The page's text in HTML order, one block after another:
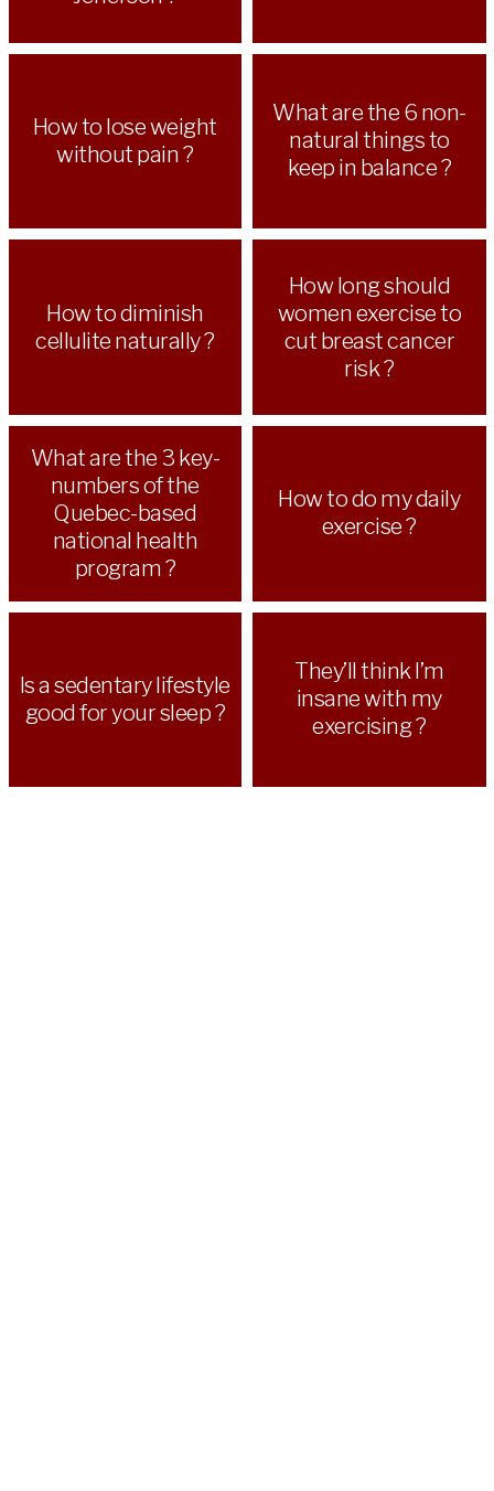
How to lose weight
without pain ?
What are the 6 non-
natural things to
keep in balance ?
How to diminish
cellulite naturally ?
How long should
women exercise to
cut breast cancer
risk ?
What are the 3 key-
numbers of the
Quebec-based
national health
program ?
How to do my daily
exercise ?
Is a sedentary lifestyle
good for your sleep ?
They’ll think I’m
insane with my
exercising ?